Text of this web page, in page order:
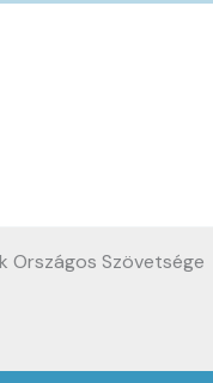
Országos Szövetsége